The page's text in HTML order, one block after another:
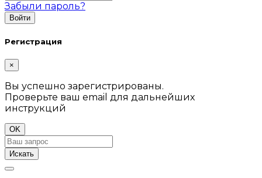
Забыли пароль?
Регистрация
×
Вы успешно зарегистрированы.
Проверьте ваш email для дальнейших
инструкций
OK
Искать